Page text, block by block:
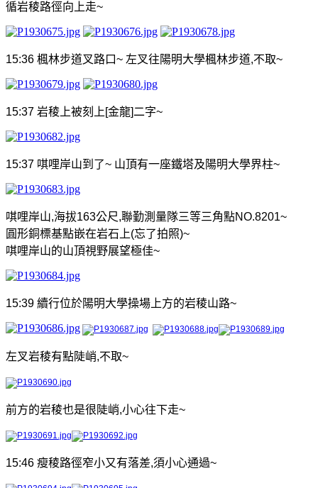
循岩稜路徑向上走~
15:36 楓林步道叉路口~ 左叉往陽明大學楓林步道,不取~
15:37 岩稜上被刻上 [金龍]二字~
15:37 唭哩岸山到了~ 山頂有一座鐵塔及陽明大學界柱~
唭哩岸山,海拔163公尺,聯勤測量隊三等三角點NO.8201~
圓形銅標基點嵌在岩石上(忘了拍照)~
唭哩岸山的山頂視野展望極佳~
15:39 續行位於陽明大學操場上方的岩稜山路~
左叉岩稜有點陡峭,不取~
前方的岩稜也是很陡峭,小心往下走~
15:46 瘦稜路徑窄小又有落差,須小心通過~